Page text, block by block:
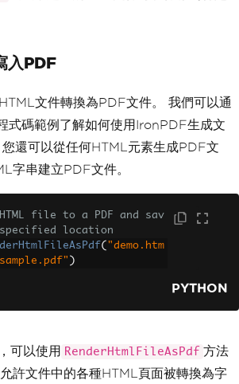
入PDF
文件轉換為PDF文件。 我們可以通
式碼範例了解如何使用IronPDF生成文
還可以從任何HTML元素生成PDF文
字串建立PDF文件。
file to a PDF and sav
location
( "demo.htm
)
PYTHON
可以使用 RenderHtmlFileAsPdf 方法
許文件中的各種HTML頁面被轉換為字